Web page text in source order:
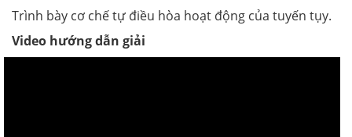
Trình bày cơ chế tự điều hòa hoạt động của tuyến tụy.
Video hướng dẫn giải